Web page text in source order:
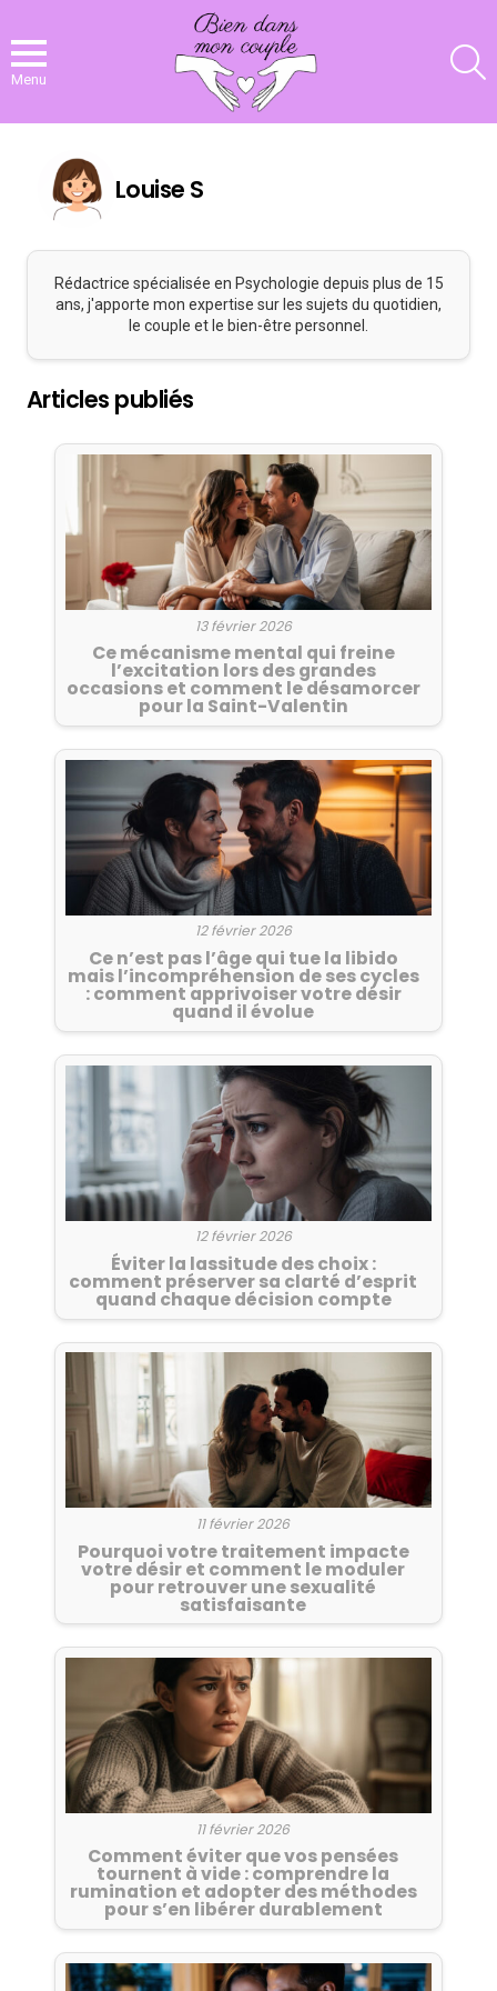
Menu
Louise S
Rédactrice spécialisée en Psychologie depuis plus de 15
ans, j'apporte mon expertise sur les sujets du quotidien,
le couple et le bien-être personnel.
Articles publiés
13 février 2026
Ce mécanisme mental qui freine
l’excitation lors des grandes
occasions et comment le désamorcer
pour la Saint-Valentin
12 février 2026
Ce n’est pas l’âge qui tue la libido
mais l’incompréhension de ses cycles
: comment apprivoiser votre désir
quand il évolue
12 février 2026
Éviter la lassitude des choix :
comment préserver sa clarté d’esprit
quand chaque décision compte
11 février 2026
Pourquoi votre traitement impacte
votre désir et comment le moduler
pour retrouver une sexualité
satisfaisante
11 février 2026
Comment éviter que vos pensées
tournent à vide : comprendre la
rumination et adopter des méthodes
pour s’en libérer durablement